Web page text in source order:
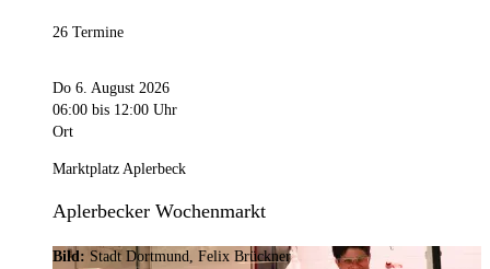
26 Termine
Do 6. August 2026
06:00 bis 12:00 Uhr
Ort
Marktplatz Aplerbeck
Aplerbecker Wochenmarkt
Bild: Stadt Dortmund, Felix Brückner